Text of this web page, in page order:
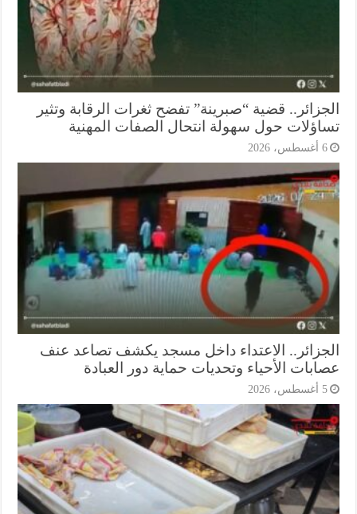
قضية “صبرينة” تفضح ثغرات الرقابة وتثير
حول سهولة انتحال الصفات المهنية
الاعتداء داخل مسجد يكشف تصاعد عنف
الأحياء وتحديات حماية دور العبادة